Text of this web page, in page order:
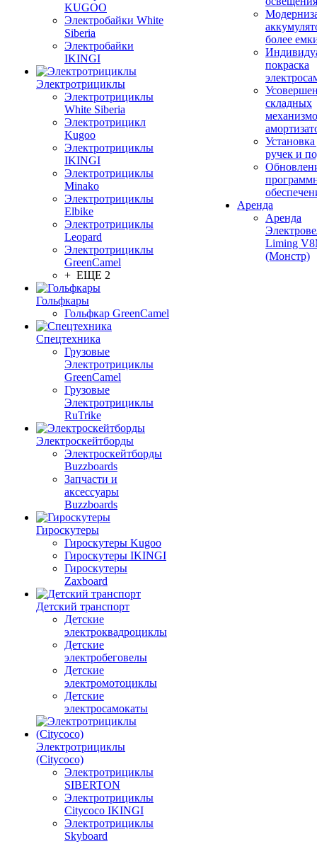
KUGOO
Электробайки White
Siberia
Электробайки
IKINGI
Электротрициклы
Электротрициклы
White Siberia
Электротрицикл
Kugoo
Электротрициклы
IKINGI
Электротрициклы
Minako
Электротрициклы
Elbike
Электротрициклы
Leopard
Электротрициклы
GreenCamel
+ ЕЩЕ 2
Гольфкары
Гольфкар GreenCamel
Спецтехника
Грузовые
Электротрициклы
GreenCamel
Грузовые
Электротрициклы
RuTrike
Электроскейтборды
Электроскейтборды
Buzzboards
Запчасти и
аксессуары
Buzzboards
Гироскутеры
Гироскутеры Kugoo
Гироскутеры IKINGI
Гироскутеры
Zaxboard
Детский транспорт
Детские
электроквадроциклы
Детские
электробеговелы
Детские
электромотоциклы
Детские
электросамокаты
Электротрициклы
(Citycoco)
Электротрициклы
SIBERTON
Электротрициклы
Citycoco IKINGI
Электротрициклы
Skyboard
более
покраска
складных
ручек и
Аренда
Аренда
Liming
(Монстр)